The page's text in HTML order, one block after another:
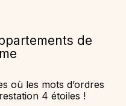
de
où les mots d’ordres
4 étoiles !